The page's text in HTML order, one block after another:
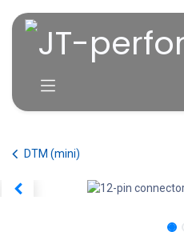
DTM (mini)